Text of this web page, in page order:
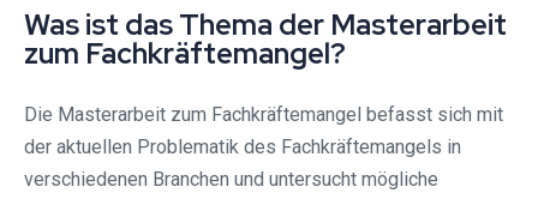
Was ist das Thema der Masterarbeit
zum Fachkräftemangel?
Die Masterarbeit zum Fachkräftemangel befasst sich mit
der aktuellen Problematik des Fachkräftemangels in
verschiedenen Branchen und untersucht mögliche